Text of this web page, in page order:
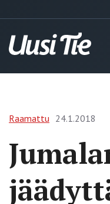
Raamattu 24.1.2018